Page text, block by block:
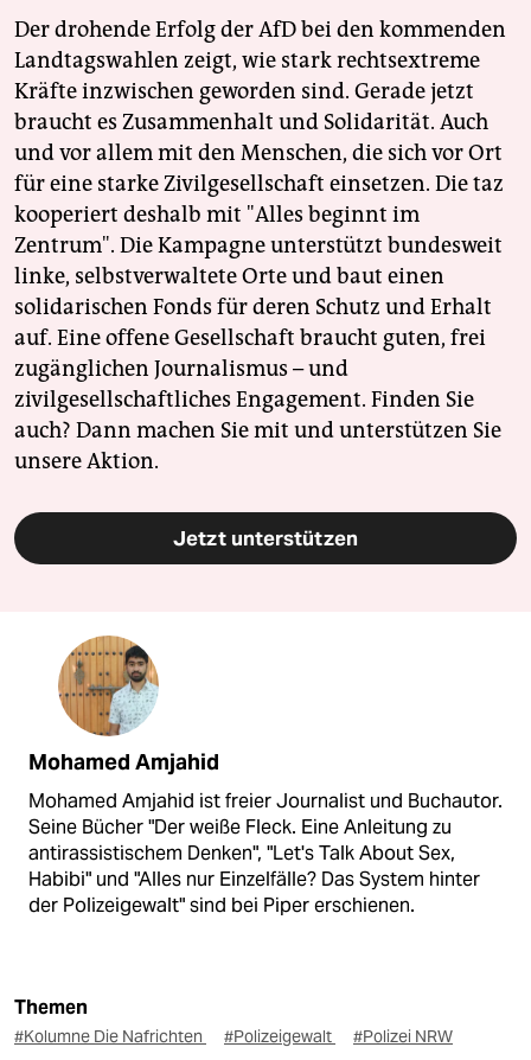
Der drohende Erfolg der AfD bei den kommenden
Landtagswahlen zeigt, wie stark rechtsextreme
Kräfte inzwischen geworden sind. Gerade jetzt
braucht es Zusammenhalt und Solidarität. Auch
und vor allem mit den Menschen, die sich vor Ort
für eine starke Zivilgesellschaft einsetzen. Die taz
kooperiert deshalb mit "Alles beginnt im
Zentrum". Die Kampagne unterstützt bundesweit
linke, selbstverwaltete Orte und baut einen
solidarischen Fonds für deren Schutz und Erhalt
auf. Eine offene Gesellschaft braucht guten, frei
zugänglichen Journalismus – und
zivilgesellschaftliches Engagement. Finden Sie
auch? Dann machen Sie mit und unterstützen Sie
unsere Aktion.
Jetzt unterstützen
Mohamed Amjahid
Mohamed Amjahid ist freier Journalist und Buchautor.
Seine Bücher "Der weiße Fleck. Eine Anleitung zu
antirassistischem Denken", "Let's Talk About Sex,
Habibi" und "Alles nur Einzelfälle? Das System hinter
der Polizeigewalt" sind bei Piper erschienen.
Themen
#Kolumne Die Nafrichten #Polizeigewalt #Polizei NRW